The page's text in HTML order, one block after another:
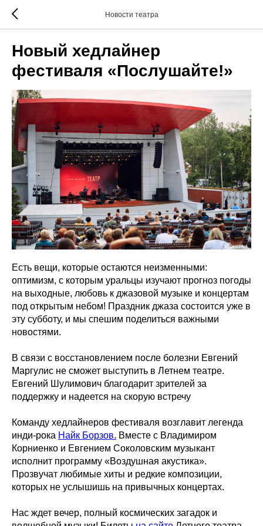
Новости театра
Новый хедлайнер
фестиваля «Послушайте!»
Есть вещи, которые остаются неизменными:
оптимизм, с которым уральцы изучают прогноз погоды
на выходные, любовь к джазовой музыке и концертам
под открытым небом! Праздник джаза состоится уже в
эту субботу, и мы спешим поделиться важными
новостями.
В связи с восстановлением после болезни Евгений
Маргулис не сможет выступить в Летнем театре.
Евгений Шулимович благодарит зрителей за
поддержку и надеется на скорую встречу
Команду хедлайнеров фестиваля возглавит легенда
инди-рока Найк Борзов. Вместе с Владимиром
Корниенко и Евгением Соколовским музыкант
исполнит программу «Воздушная акустика».
Прозвучат любимые хиты и редкие композиции,
которых не услышишь на привычных концертах.
Нас ждет вечер, полный космических загадок и